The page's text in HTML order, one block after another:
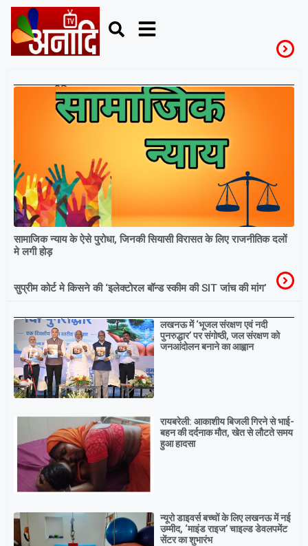
राजनीतिक दल
सामाजिक न्याय के ऐसे पुरोधा, जिनकी सियासी विरासत के लिए राजनीतिक दलों
मे लगी होड़
सुप्रीम कोर्ट मे किसने की ‘इलेक्टोरल बॉन्ड स्कीम की SIT जांच की मांग’
Breaking
लखनऊ में ‘भूजल संरक्षण एवं नदी
पुनरुद्धार’ पर संगोष्ठी, जल संरक्षण को
जनआंदोलन बनाने का आह्वान
रायबरेली: आकाशीय बिजली गिरने से भाई-
बहन की दर्दनाक मौत, खेत से लौटते समय
हुआ हादसा
न्यूरो डाइवर्स बच्चों के लिए लखनऊ में नई
उम्मीद, ‘माइंड राइज’ चाइल्ड डेवलपमेंट
सेंटर का शुभारंभ